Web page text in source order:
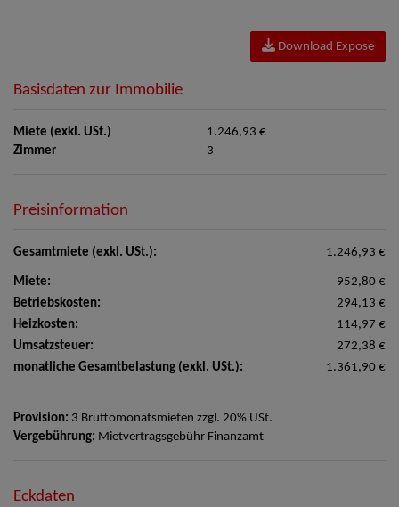
Download Expose
Basisdaten zur Immobilie
Miete (exkl. USt.)
1.246,93 €
Zimmer
3
Preisinformation
Gesamtmiete (exkl. USt.): 1.246,93 €
Miete:
952,80 €
Betriebskosten:
294,13 €
Heizkosten:
114,97 €
Umsatzsteuer:
272,38 €
monatliche Gesamtbelastung (exkl. USt.):
1.361,90 €
Provision: 3 Bruttomonatsmieten zzgl. 20% USt.
Vergebührung: Mietvertragsgebühr Finanzamt
Eckdaten